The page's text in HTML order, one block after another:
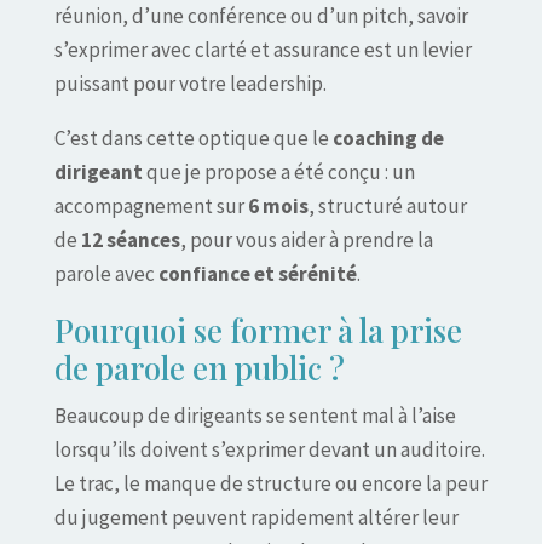
réunion, d’une conférence ou d’un pitch, savoir
s’exprimer avec clarté et assurance est un levier
puissant pour votre leadership.
C’est dans cette optique que le coaching de
dirigeantque je propose a été conçu : un
accompagnement sur6 mois, structuré autour
de 12 séances, pour vous aider à prendre la
parole avec confiance et sérénité.
Pourquoi se former à la prise
de parole en public ?
Beaucoup de dirigeants se sentent mal à l’aise
lorsqu’ils doivent s’exprimer devant un auditoire.
Le trac, le manque de structure ou encore la peur
du jugement peuvent rapidement altérer leur